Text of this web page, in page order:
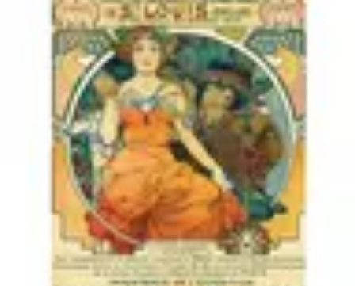
Voyage International
Préparation de voyageDestinationsPréparationAstuces et
Hébergement
Voyage International